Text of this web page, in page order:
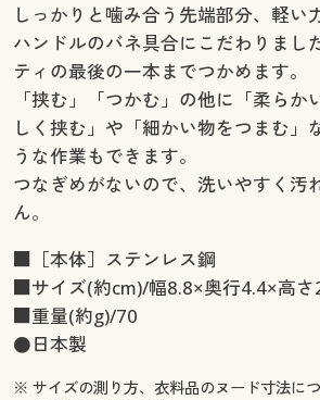
しっかりと噛み合う先端部分、軽い
ハンドルのバネ具合にこだわりまし
ティの最後の一本までつかめます。
「挟む」「つかむ」の他に「柔らか
しく挟む」や「細かい物をつまむ」
うな作業もできます。
つなぎめがないので、洗いやすく汚
ん。
■［本体］ステンレス鋼
■サイズ(約cm)/幅8.8×奥行4.4×高さ
■重量(約g)/70
●日本製
※ サイズの測り方、衣料品のヌード寸法に